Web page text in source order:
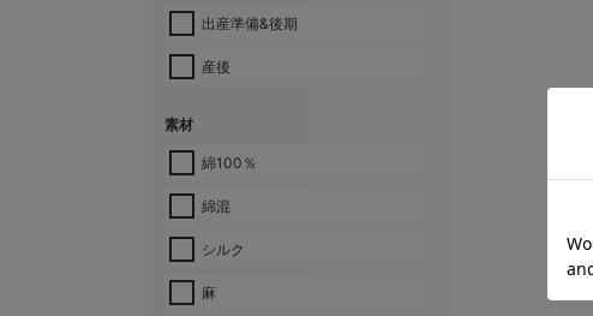
出産準備&後期
産後
素材
綿100％
綿混
シルク
麻